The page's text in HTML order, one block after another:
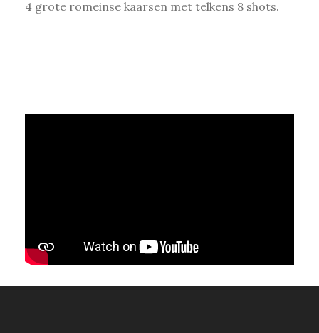
4 grote romeinse kaarsen met telkens 8 shots.